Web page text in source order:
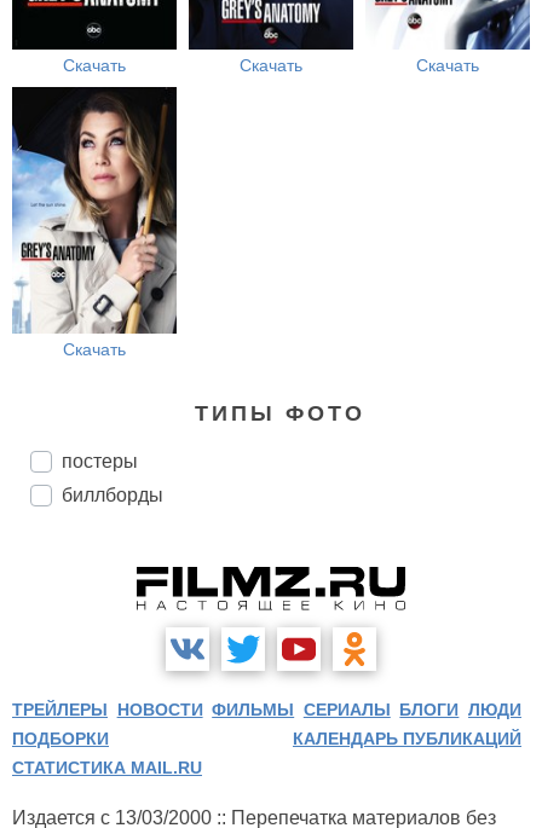
Скачать Скачать Скачать
Скачать
ТИПЫ ФОТО
постеры
биллборды
ТРЕЙЛЕРЫ НОВОСТИ ФИЛЬМЫ СЕРИАЛЫ БЛОГИ ЛЮДИ
ПОДБОРКИ
КАЛЕНДАРЬ ПУБЛИКАЦИЙ
СТАТИСТИКА MAIL.RU
Издается с 13/03/2000 :: Перепечатка материалов без